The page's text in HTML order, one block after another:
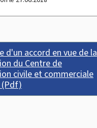
d'un accord en vue de la
du Centre de
civile et commerciale
(Pdf)